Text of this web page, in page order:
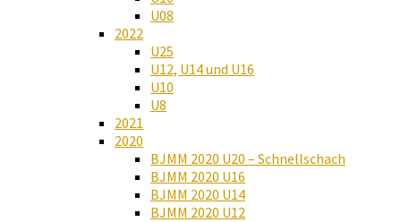
U08
2022
U25
U12, U14 und U16
U10
U8
2021
2020
BJMM 2020 U20 – Schnellschach
BJMM 2020 U16
BJMM 2020 U14
BJMM 2020 U12